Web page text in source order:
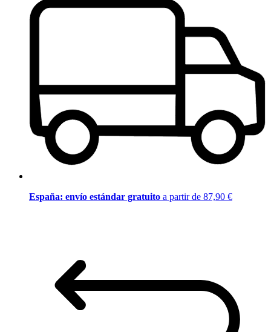
España: envío estándar gratuito a partir de 87,90 €